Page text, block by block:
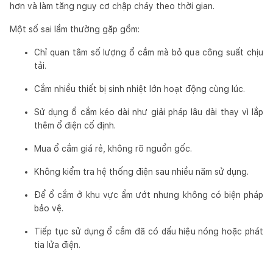
hơn và làm tăng nguy cơ chập cháy theo thời gian.
Một số sai lầm thường gặp gồm:
Chỉ quan tâm số lượng ổ cắm mà bỏ qua công suất chịu
tải.
Cắm nhiều thiết bị sinh nhiệt lớn hoạt động cùng lúc.
Sử dụng ổ cắm kéo dài như giải pháp lâu dài thay vì lắp
thêm ổ điện cố định.
Mua ổ cắm giá rẻ, không rõ nguồn gốc.
Không kiểm tra hệ thống điện sau nhiều năm sử dụng.
Để ổ cắm ở khu vực ẩm ướt nhưng không có biện pháp
bảo vệ.
Tiếp tục sử dụng ổ cắm đã có dấu hiệu nóng hoặc phát
tia lửa điện.